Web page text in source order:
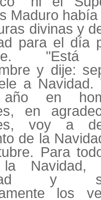
Maduro
divinas y
para el día
"Está
y dije:
a Navidad.
en
en
voy a
de la
Para
la Navidad,
y
los